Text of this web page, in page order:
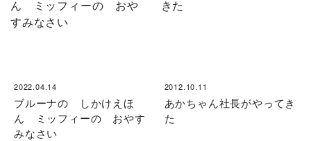
2022.04.14
ブルーナの しかけえほ
ん ミッフィーの おやす
みなさい
2012.10.11
あかちゃん社長がやってき
た